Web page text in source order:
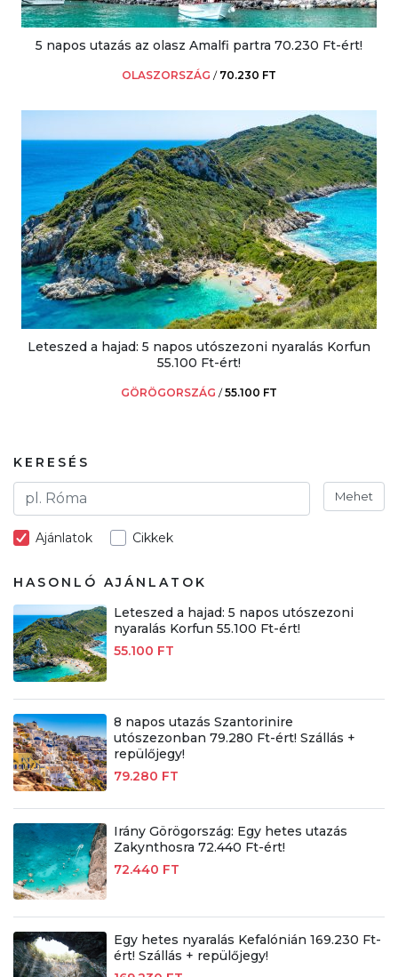
5 napos utazás az olasz Amalfi partra 70.230 Ft-ért!
OLASZORSZÁG / 70.230 FT
Leteszed a hajad: 5 napos utószezoni nyaralás Korfun
55.100 Ft-ért!
GÖRÖGORSZÁG /55.100 FT
KERESÉS
Mehet
Ajánlatok Cikkek
HASONLÓ AJÁNLATOK
Leteszed a hajad: 5 napos utószezoni
nyaralás Korfun 55.100 Ft-ért!
55.100 FT
8 napos utazás Szantorinire
utószezonban 79.280 Ft-ért! Szállás +
repülőjegy!
79.280 FT
Irány Görögország: Egy hetes utazás
Zakynthosra 72.440 Ft-ért!
72.440 FT
Egy hetes nyaralás Kefalónián 169.230 Ft-
ért! Szállás + repülőjegy!